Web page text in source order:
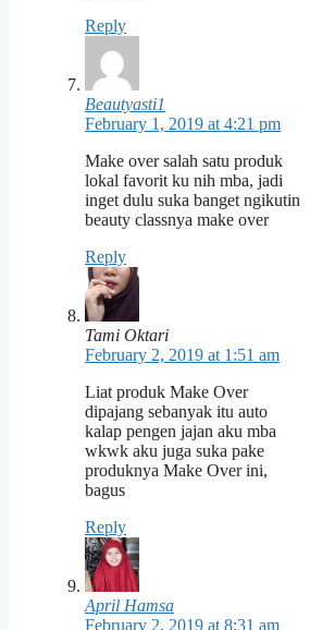
Reply
Beautyasti1
February 1, 2019 at 4:21 pm
Make over salah satu produk
lokal favorit ku nih mba, jadi
inget dulu suka banget ngikutin
beauty classnya make over
Reply
Tami Oktari
February 2, 2019 at 1:51 am
Liat produk Make Over
dipajang sebanyak itu auto
kalap pengen jajan aku mba
wkwk aku juga suka pake
produknya Make Over ini,
bagus
Reply
April Hamsa
February 2, 2019 at 8:31 am